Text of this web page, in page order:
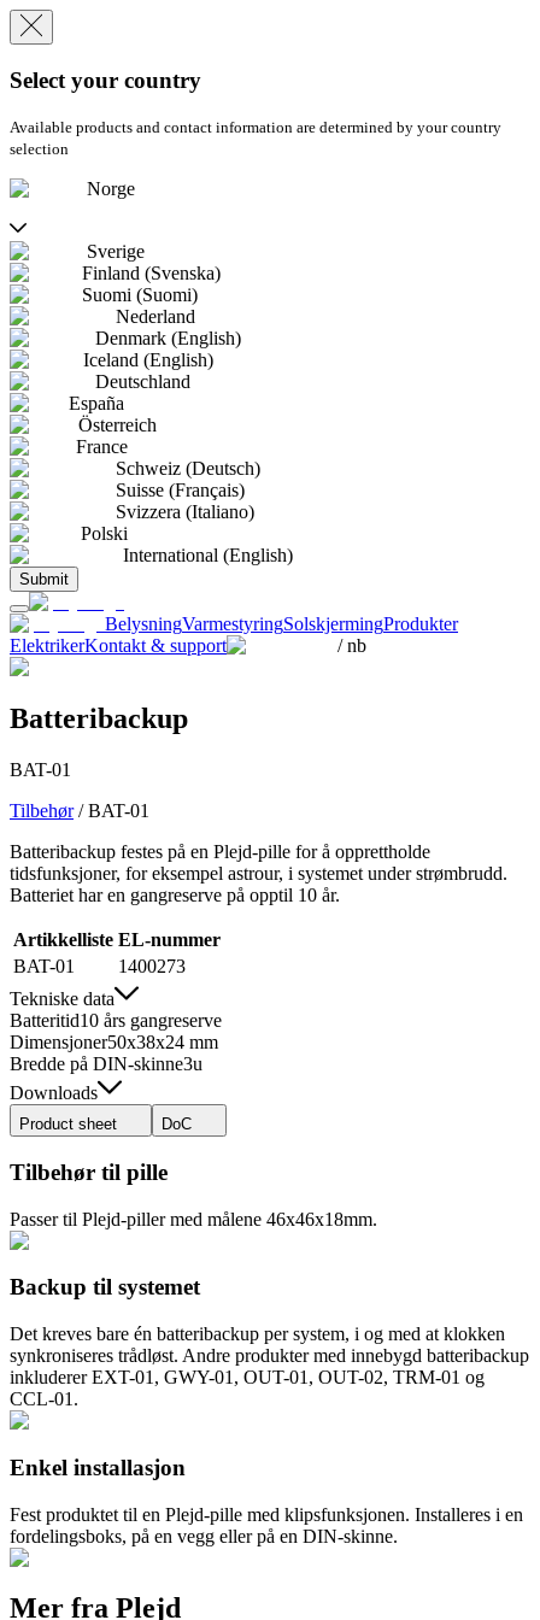
Select your country
Available products and contact information are determined by your country
selection
Norge
Sverige
Finland (Svenska)
Suomi (Suomi)
Nederland
Denmark (English)
Iceland (English)
Deutschland
España
Österreich
France
Schweiz (Deutsch)
Suisse (Français)
Svizzera (Italiano)
Polski
International (English)
Submit
BelysningVarmestyringSolskjermingProdukter
ElektrikerKontakt & support /nb
Batteribackup
BAT-01
Tilbehør/BAT-01
Batteribackup festes på en Plejd-pille for å opprettholde
tidsfunksjoner, for eksempel astrour, i systemet under strømbrudd.
Batteriet har en gangreserve på opptil 10 år.
Artikkelliste EL-nummer
BAT-01
1400273
Tekniske data
Batteritid10 års gangreserve
Dimensjoner50x38x24 mm
Bredde på DIN-skinne3u
Downloads
Product sheet DoC
Tilbehør til pille
Passer til Plejd-piller med målene 46x46x18mm.
Backup til systemet
Det kreves bare én batteribackup per system, i og med at klokken
synkroniseres trådløst. Andre produkter med innebygd batteribackup
inkluderer EXT-01, GWY-01, OUT-01, OUT-02, TRM-01 og
CCL-01.
Enkel installasjon
Fest produktet til en Plejd-pille med klipsfunksjonen. Installeres i en
fordelingsboks, på en vegg eller på en DIN-skinne.
Mer fra Plejd